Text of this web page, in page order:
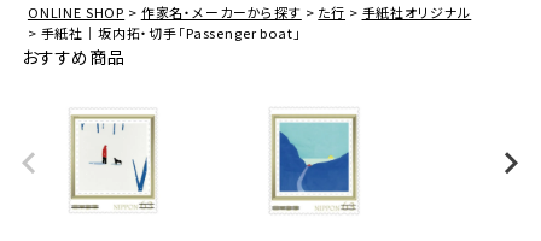
ONLINE SHOP
作家名・メーカーから探す た行
手紙社オリジナル
手紙社｜坂内拓・切手「Passenger boat」
おすすめ商品